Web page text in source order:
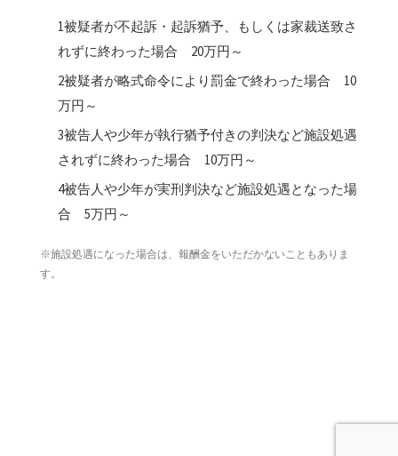
1被疑者が不起訴・起訴猶予、もしくは家裁送致さ
れずに終わった場合 20万円～
2被疑者が略式命令により罰金で終わった場合 10
万円～
3被告人や少年が執行猶予付きの判決など施設処遇
されずに終わった場合 10万円～
4被告人や少年が実刑判決など施設処遇となった場
合 5万円～
※施設処遇になった場合は、報酬金をいただかないこともありま
す。